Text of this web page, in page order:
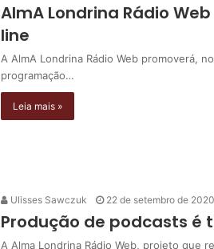
AlmA Londrina Rádio
line
A AlmA Londrina Rádio Web promoverá,
programação…
Leia mais »
Ulisses Sawczuk 22 de setembro de 2020
Produção de podcasts
A Alma Londrina Rádio Web, projeto que